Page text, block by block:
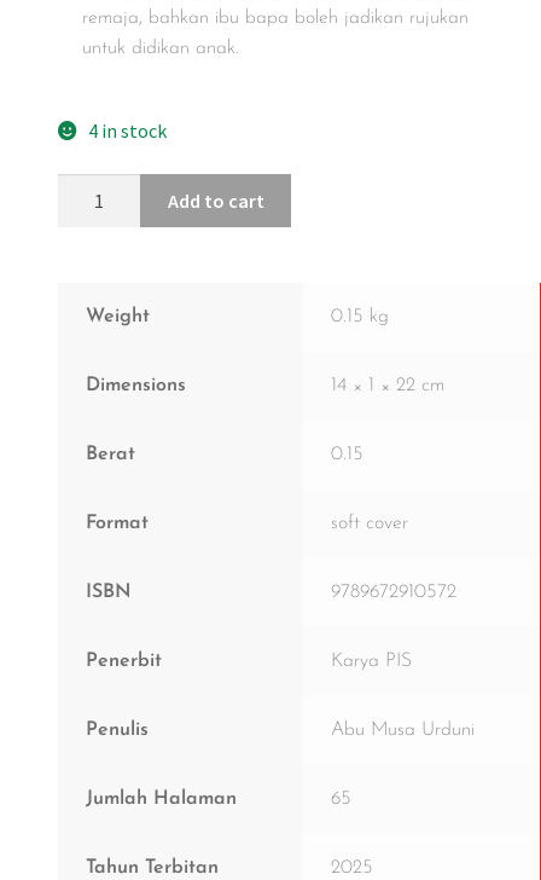
remaja, bahkan ibu bapa boleh jadikan rujukan
untuk didikan anak.
4 in stock
Add to cart
Weight 0.15 kg
Dimensions 14 × 1 × 22 cm
Berat 0.15
Format soft cover
ISBN 9789672910572
Penerbit Karya PIS
Penulis Abu Musa Urduni
Jumlah Halaman 65
Tahun Terbitan 2025